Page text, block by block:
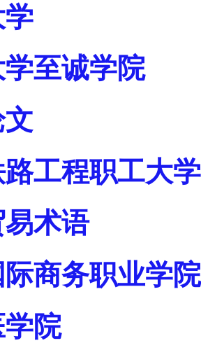
至诚学院
工程职工大学
易术语
商务职业学院
院